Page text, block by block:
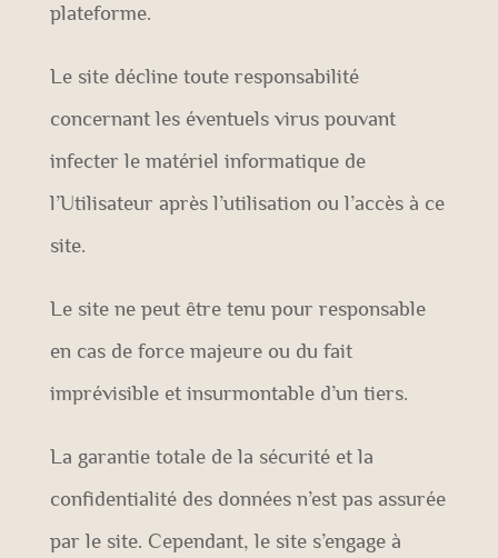
plateforme.
Le site décline toute responsabilité
concernant les éventuels virus pouvant
infecter le matériel informatique de
l’Utilisateur après l’utilisation ou l’accès à ce
site.
Le site ne peut être tenu pour responsable
en cas de force majeure ou du fait
imprévisible et insurmontable d’un tiers.
La garantie totale de la sécurité et la
confidentialité des données n’est pas assurée
par le site. Cependant, le site s’engage à